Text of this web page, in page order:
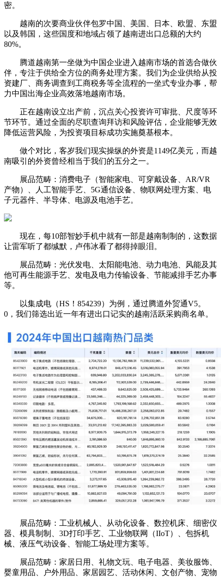
密。
越南的次要商业伙伴包罗中国、美国、日本、欧盟、东盟
以及韩国，这些国度和地域占领了越南进出口总额的大约
80%。
腾道越南第一坐做为中国企业进入越南市场的首选合做伙
伴，专注于供给全方位的商务处理方案。我们为企业供给从投
资建厂、商务调查到工商税务等全流程的一坐式专业办事，帮
力中国出海企业高效落地越南市场。
正在越南设立出产前，沉点关心投资许可审批、尺度等环
节环节。通过全面的尽职查询拜访和风险评估，企业能够无效
降低运营风险，为投资项目标成功实施奠基根本。
做个对比，客岁我们现实操纵的外资是1149亿美元，而越
南吸引的外资曾经相当于我们的五分之一。
展品范畴：消费电子（智能家电、可穿戴设备、AR/VR
产物）、人工智能手艺、5G通信设备、物联网处理方案、电
子元器件、半导体、电源及电池手艺。
现在，每10部智妙手机中就有一部是越南制制的，这数据
让雷军听了都缄默，卢伟冰看了都得掉眼泪。
展品范畴：光伏发电、太阳能电池、动力电池、风能及其
他可再生能源手艺、发电及电力传输设备、节能减排手艺办事
等。
以集成电（HS！854239）为例，通过腾道外贸通V5。
0，我们筛选出近一年有进出口记实的越南活跃采购商名单。
展品范畴：工业机械人、从动化设备、数控机床、细密仪
器、模具制制、3D打印手艺、工业物联网（IIoT）、包拆机
械、液压气动设备、智能工场处理方案等。
展品范畴：家居日用、礼物文玩、电子电器、美妆服饰、
婴童用品、户外用品、家居园艺、活动休闲、文创产物、宠物